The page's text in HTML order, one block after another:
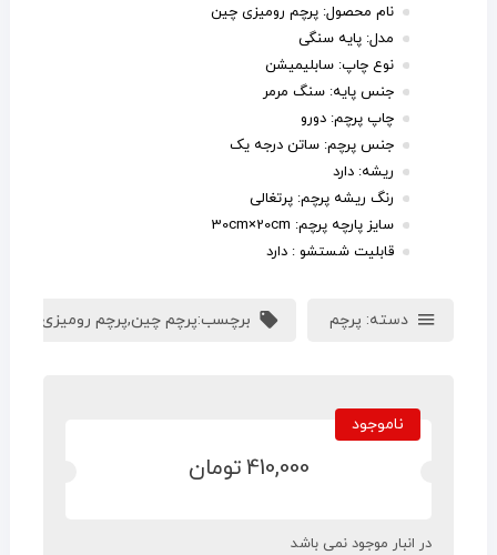
نام محصول: پرچم رومیزی چین
مدل: پایه سنگی
نوع چاپ: سابلیمیشن
جنس پایه: سنگ مرمر
چاپ پرچم: دورو
جنس پرچم: ساتن درجه یک
ریشه: دارد
رنگ ریشه پرچم: پرتغالی
سایز پارچه پرچم: 30cm×20cm
قابلیت شستشو : دارد
دسته: پرچم برچسب:پرچم چین,پرچم رومیزی
ناموجود
410,000تومان
در انبار موجود نمی باشد